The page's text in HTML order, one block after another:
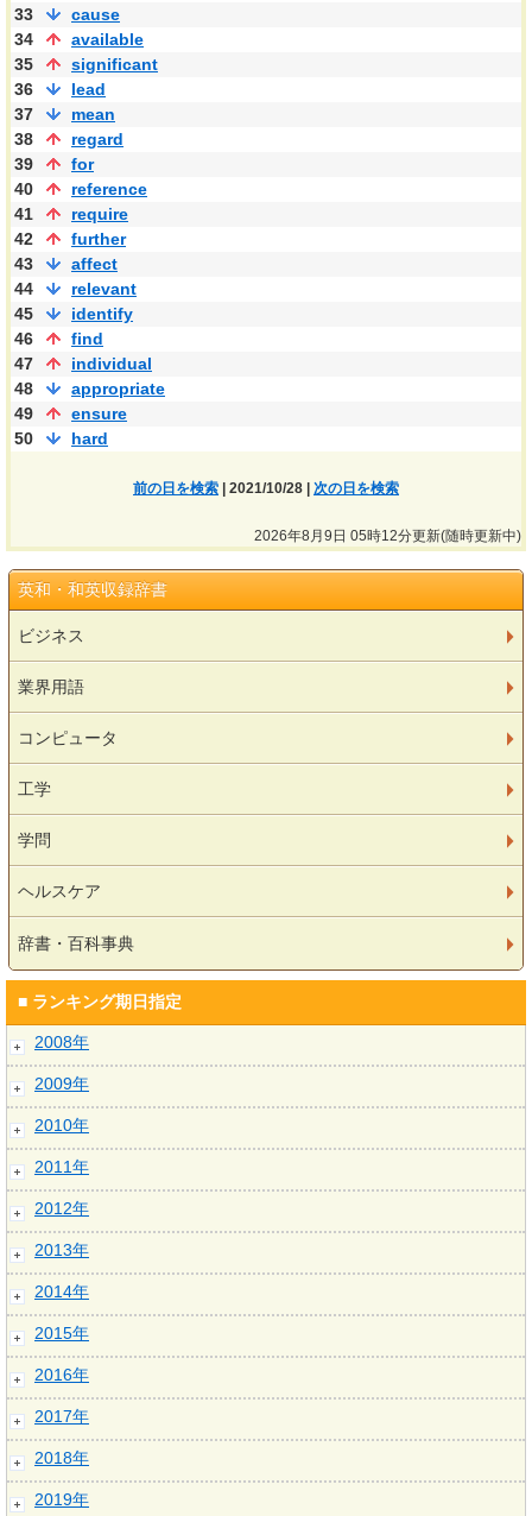
33
cause
34
available
35
significant
36
lead
37
mean
38
regard
39
for
40
reference
41
require
42
further
43
affect
44
relevant
45
identify
46
find
47
individual
48
appropriate
49
ensure
50
hard
前の日を検索 | 2021/10/28 | 次の日を検索
2026年8月9日 05時12分更新(随時更新中)
英和・和英収録辞書
ビジネス
業界用語
コンピュータ
工学
学問
ヘルスケア
辞書・百科事典
■ ランキング期日指定
2008年
2009年
2010年
2011年
2012年
2013年
2014年
2015年
2016年
2017年
2018年
2019年